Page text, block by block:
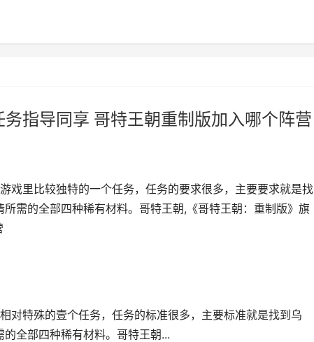
务指导同享 哥特王朝重制版加入哪个阵营
戏里比较独特的一个任务，任务的要求很多，主要要求就是找
需的全部四种稀有材料。哥特王朝,《哥特王朝：重制版》旗
对特殊的壹个任务，任务的标准很多，主要标准就是找到乌
全部四种稀有材料。哥特王朝...